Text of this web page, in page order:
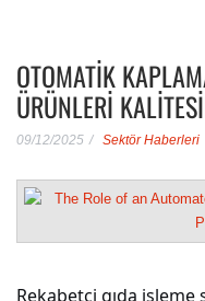
OTOMATIK
ÜRÜNLERI
09/12/2025 Sektör Haberleri